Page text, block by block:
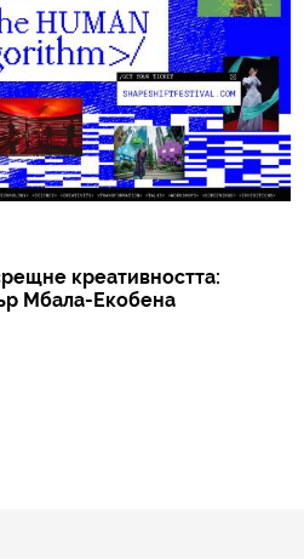
креативността:
Мбала-Екобена